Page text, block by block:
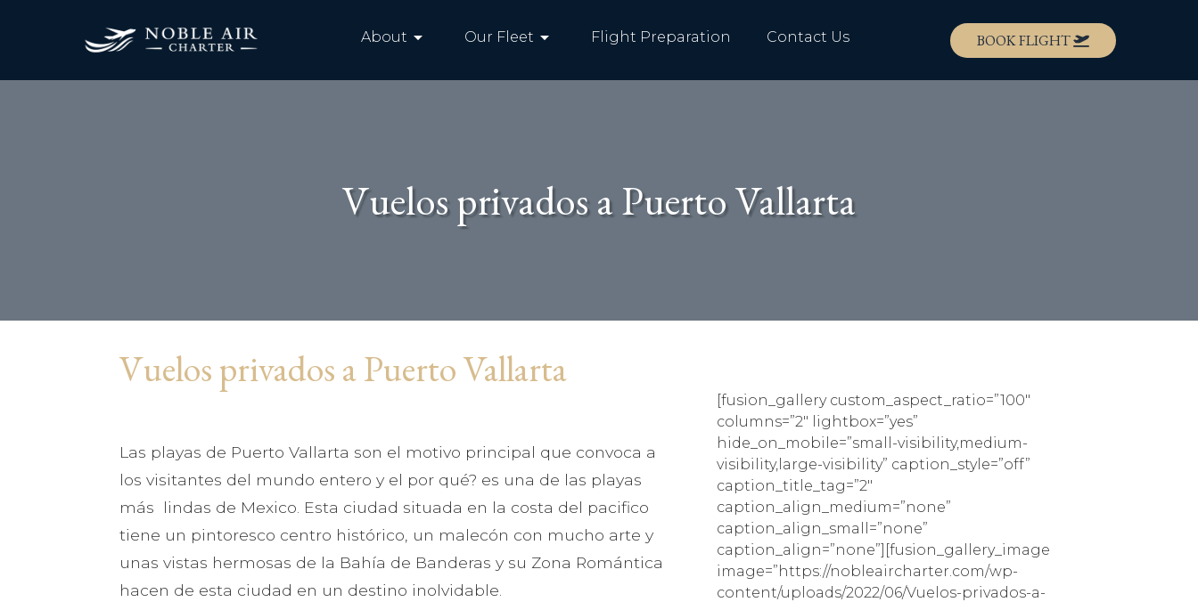
About arrow_drop_down Our Fleet arrow_drop_down Flight Preparation Contact Us BOOK FLIGHT
Vuelos privados a Puerto Vallarta
Vuelos privados a Puerto Vallarta
Las playas de Puerto Vallarta son el motivo principal que convoca a
los visitantes del mundo entero y el por qué? es una de las playas
más lindas de Mexico. Esta ciudad situada en la costa del pacifico
tiene un pintoresco centro histórico, un malecón con mucho arte y
unas vistas hermosas de la Bahía de Banderas y su Zona Romántica
hacen de esta ciudad en un destino inolvidable.
[fusion_gallery custom_aspect_ratio=”100″
columns=”2″ lightbox=”yes”
hide_on_mobile=”small-visibility,medium-
visibility,large-visibility” caption_style=”off”
caption_title_tag=”2″
caption_align_medium=”none”
caption_align_small=”none”
caption_align=”none”][fusion_gallery_image
image=”https://nobleaircharter.com/wp-
content/uploads/2022/06/Vuelos-privados-a-